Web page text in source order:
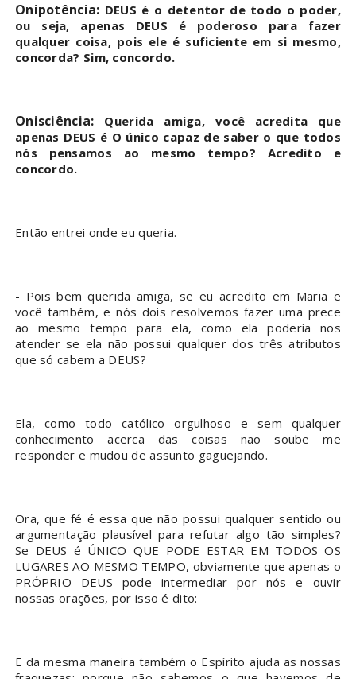
Onipotência: DEUS é o detentor de todo o poder,
ou seja, apenas DEUS é poderoso para fazer
qualquer coisa, pois ele é suficiente em si mesmo,
concorda? Sim, concordo.
Onisciência: Querida amiga, você acredita que
apenas DEUS é O único capaz de saber o que todos
nós pensamos ao mesmo tempo? Acredito e
concordo.
Então entrei onde eu queria.
- Pois bem querida amiga, se eu acredito em Maria e
você também, e nós dois resolvemos fazer uma prece
ao mesmo tempo para ela, como ela poderia nos
atender se ela não possui qualquer dos três atributos
que só cabem a DEUS?
Ela, como todo católico orgulhoso e sem qualquer
conhecimento acerca das coisas não soube me
responder e mudou de assunto gaguejando.
Ora, que fé é essa que não possui qualquer sentido ou
argumentação plausível para refutar algo tão simples?
Se DEUS é ÚNICO QUE PODE ESTAR EM TODOS OS
LUGARES AO MESMO TEMPO, obviamente que apenas o
PRÓPRIO DEUS pode intermediar por nós e ouvir
nossas orações, por isso é dito:
E da mesma maneira também o Espírito ajuda as nossas